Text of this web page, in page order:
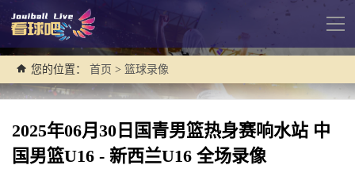
导
您的位置： 首页 > 篮球录像
2025年06月30日国青男篮热身赛响水站 中
国男篮U16 - 新西兰U16 全场录像